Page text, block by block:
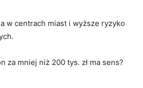
w centrach miast i wyższe ryzyko
za mniej niż 200 tys. zł ma sens?